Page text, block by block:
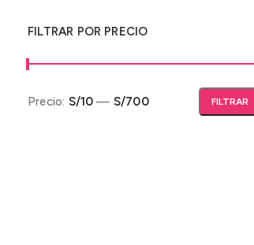
FILTRAR POR PRECIO
Precio mínimo
Precio máximo FILTRAR
Precio: S/10 — S/700